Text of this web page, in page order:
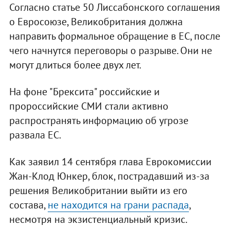
Согласно статье 50 Лиссабонского соглашения
о Евросоюзе, Великобритания должна
направить формальное обращение в ЕС, после
чего начнутся переговоры о разрыве. Они не
могут длиться более двух лет.
На фоне "Брексита" российские и
пророссийские СМИ стали активно
распространять информацию об угрозе
развала ЕС.
Как заявил 14 сентября глава Еврокомиссии
Жан-Клод Юнкер, блок, пострадавший из-за
решения Великобритании выйти из его
состава,не находится на грани распада,
несмотря на экзистенциальный кризис.